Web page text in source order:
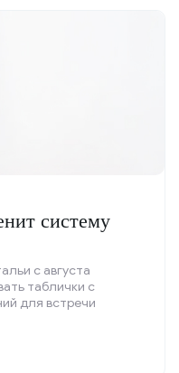
систему
с августа
таблички с
для встречи